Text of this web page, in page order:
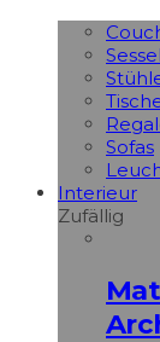
Sessel
Sofas
Interieur
Zufällig